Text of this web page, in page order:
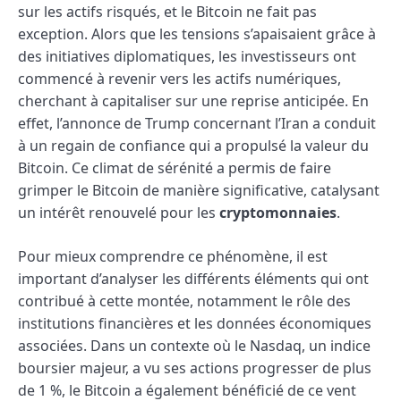
sur les actifs risqués, et le Bitcoin ne fait pas
exception. Alors que les tensions s’apaisaient grâce à
des initiatives diplomatiques, les investisseurs ont
commencé à revenir vers les actifs numériques,
cherchant à capitaliser sur une reprise anticipée. En
effet, l’annonce de Trump concernant l’Iran a conduit
à un regain de confiance qui a propulsé la valeur du
Bitcoin. Ce climat de sérénité a permis de faire
grimper le Bitcoin de manière significative, catalysant
un intérêt renouvelé pour les cryptomonnaies.
Pour mieux comprendre ce phénomène, il est
important d’analyser les différents éléments qui ont
contribué à cette montée, notamment le rôle des
institutions financières et les données économiques
associées. Dans un contexte où le Nasdaq, un indice
boursier majeur, a vu ses actions progresser de plus
de 1 %, le Bitcoin a également bénéficié de ce vent